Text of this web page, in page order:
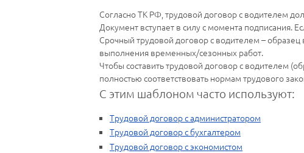
Согласно ТК РФ, трудовой договор с водителем
Документ вступает в силу с момента подписания.
Срочный трудовой договор с водителем –
выполнения временных/сезонных работ.
Чтобы составить трудовой договор с водителем
полностью соответствовать нормам трудового
С этим шаблоном часто используют:
Трудовой договор с администратором
Трудовой договор с бухгалтером
Трудовой договор с экономистом